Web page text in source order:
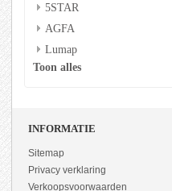
5STAR
AGFA
Lumap
Toon alles
INFORMATIE
Sitemap
Privacy verklaring
Verkoopsvoorwaarden